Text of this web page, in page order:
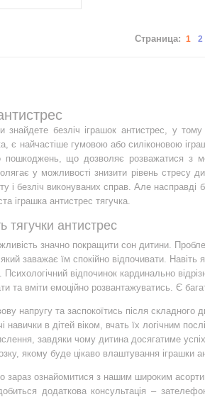
Страница: 1 2
безліч іграшок антистрес, у тому
є найчастіше гумовою або силіконовою
пошкоджень, що дозволяє розважатися з
у можливості знизити рівень стресу
і безліч виконуваних справ. Але
іграшка антистрес тягучка.
тягучки антистрес
значно покращити сон дитини.
заважає їм спокійно відпочивати.
Психологічний відпочинок кардинально
та вміти емоційно розвантажуватись. Є
напругу та заспокоїтись після
навички в дітей віком, вчать їх логічним
завдяки чому дитина досягатиме
якому буде цікаво влаштування іграшки
ознайомитися з нашим широким
додаткова консультація –